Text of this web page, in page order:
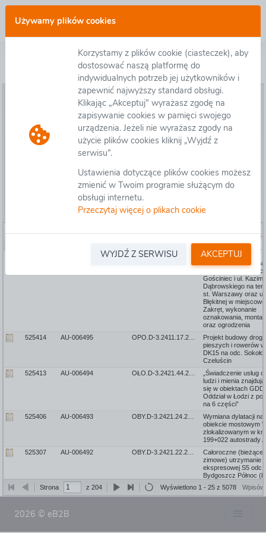
Używamy plików cookies
Korzystamy z plików cookie (ciasteczek), aby
dostosować naszą platformę do
indywidualnych potrzeb jej użytkowników i
zapewnić najwyższy standard obsługi.
Klikając „Akceptuj” wyrażasz zgodę na
zapisywanie cookies w pamięci swojego
urządzenia. Jeżeli nie wyrażasz zgody na
użycie plików cookies kliknij „Wyjdź z
serwisu”.
Ustawienia dotyczące plików cookies możesz
zmienić w Twoim programie służącym do
obsługi internetu.
Przeczytaj więcej o plikach cookie
WYJDŹ Z SERWISU AKCEPTUJ
Lista postępowań otwartych
Przejdź do postępowania
Zgłoś się do udziału w postępowaniu
Ustawienia postępowania
Wyświetl dzisiejsze postępowania
Zaprojektowanie,
uzgodnienie i
progów
Gościniec i ul.
Dąbrowskiego na
st. Warszawy oraz ul.
Błękitnej w
Zakręt, wykonanie
oznakowania,
oraz ogrodzenia
525414
AU-006495
Projekt budowy drogi
pieszych i rowerów
DK15 na odc.
Czeluścin
525413
AU-006494
„Świadczenie usług
ludzi i mienia
się w obiektach
Oddział w Łodzi z
na 6 części”
525406
AU-006493
Wymiana dylatacji na
obiekcie mostowym
zlokalizowanym w km
199+022 autostrady
525307
AU-006492
Całoroczne (bieżące i
zimowe) utrzymanie
ekspresowej S5 odc.
Bydgoszcz Północ
węzła) – węzeł
(bez węzła) od km
do km 130+894 oraz
Strona z 204 Wyświetlono 1 - 25 z 5078
2026 © eB2B